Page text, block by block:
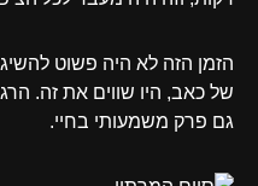
הזמן הזה לא היה פשוט
של כאב, היו שווים את זה.
גם פרק משמעותי בחיי.